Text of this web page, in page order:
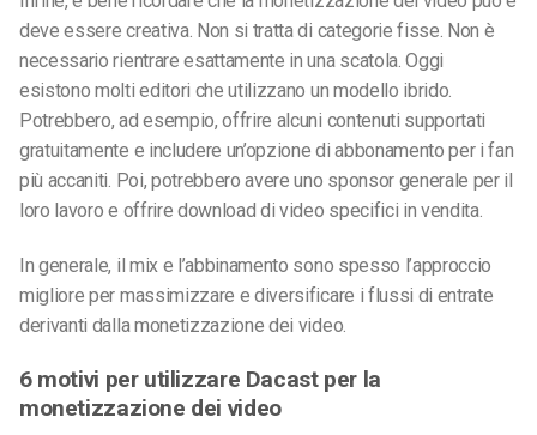
deve essere creativa. Non si tratta di categorie fisse. Non è
necessario rientrare esattamente in una scatola. Oggi
esistono molti editori che utilizzano un modello ibrido.
Potrebbero, ad esempio, offrire alcuni contenuti supportati
gratuitamente e includere un’opzione di abbonamento per i fan
più accaniti. Poi, potrebbero avere uno sponsor generale per il
loro lavoro e offrire download di video specifici in vendita.
In generale, il mix e l’abbinamento sono spesso l’approccio
migliore per massimizzare e diversificare i flussi di entrate
derivanti dalla monetizzazione dei video.
6 motivi per utilizzare Dacast per la
monetizzazione dei video